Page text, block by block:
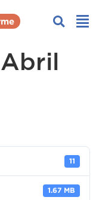
11
1.67 MB